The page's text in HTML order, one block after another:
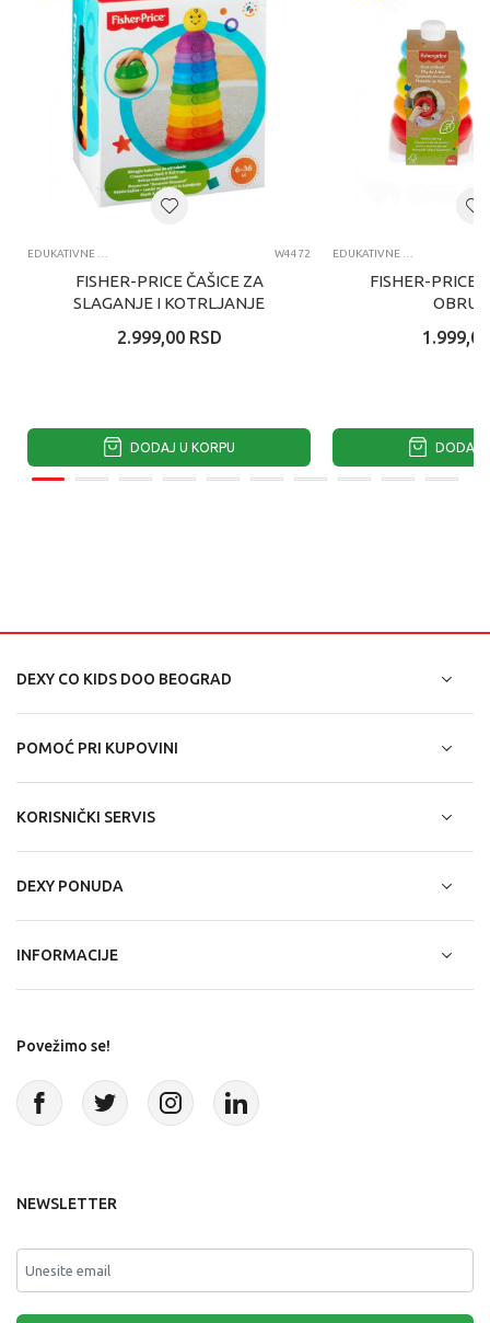
EDUKATIVNE IGRAČKE ZA BEBE W4472
FISHER-PRICE ČAŠICE ZA
SLAGANJE I KOTRLJANJE
2.999,00 RSD
DODAJ U KORPU
EDUKATIVNE IGRAČKE ZA BEBE
FISHER-PRICE
1.999,00
DODAJ
DEXY CO KIDS DOO BEOGRAD
POMOĆ PRI KUPOVINI
KORISNIČKI SERVIS
DEXY PONUDA
INFORMACIJE
Povežimo se!
NEWSLETTER